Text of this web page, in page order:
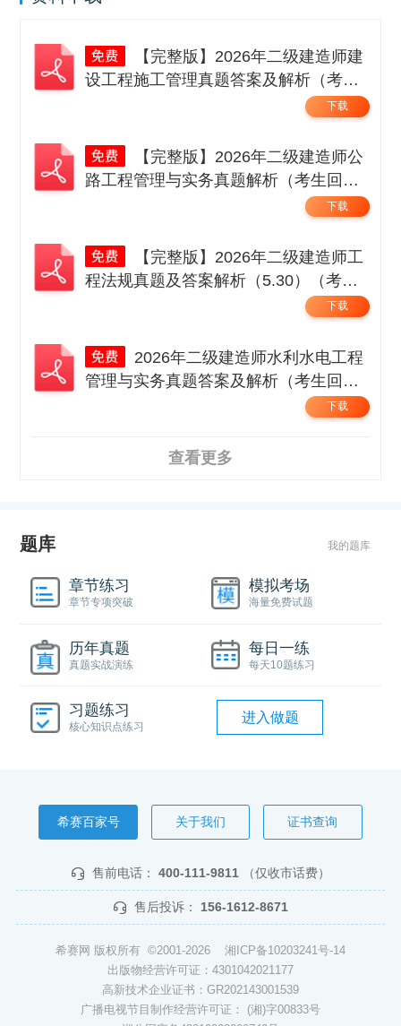
设工程施工管理真题答案及解析（考生
下载
路工程管理与实务真题解析（考生回忆
下载
程法规真题及答案解析（5.30）（考生
下载
管理与实务真题答案及解析（考生回忆
下载
查看更多
题库 我的题库
章节练习
章节专项突破
模拟考场
海量免费试题
历年真题
真题实战演练
每日一练
每天10题练习
习题练习
核心知识点练习
进入做题
希赛百家号 关于我们 证书查询
售前电话： 400-111-9811 （仅收市话费）
售后投诉： 156-1612-8671
希赛网 版权所有 ©2001-2026 湘ICP备10203241号-14
出版物经营许可证：4301042021177
高新技术企业证书：GR202143001539
广播电视节目制作经营许可证： (湘)字00833号